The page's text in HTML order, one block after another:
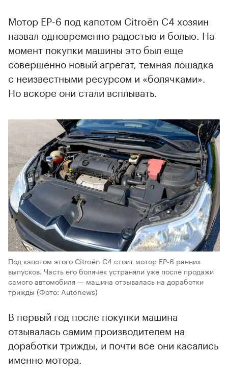
Мотор EP-6 под капотом Citroёn С4 хозяин
назвал одновременно радостью и болью. На
момент покупки машины это был еще
совершенно новый агрегат, темная лошадка
с неизвестными ресурсом и «болячками».
Но вскоре они стали всплывать.
Под капотом этого Citroёn С4 стоит мотор EP-6 ранних
выпусков. Часть его болячек устраняли уже после продажи
самого автомобиля — машина отзывалась на доработки
трижды (Фото: Autonews)
В первый год после покупки машина
отзывалась самим производителем на
доработки трижды, и почти все они касались
именно мотора.